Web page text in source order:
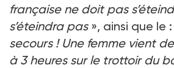
française ne doit pas
s’éteindra pas», ainsi que le :
secours ! Une femme vient
à 3 heures sur le trottoir du